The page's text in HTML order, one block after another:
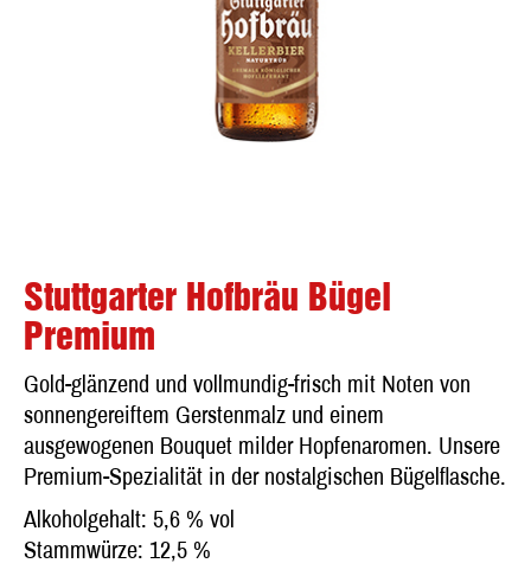
Stuttgarter Hofbräu Bügel
Premium
Gold-glänzend und vollmundig-frisch mit Noten von
sonnengereiftem Gerstenmalz und einem
ausgewogenen Bouquet milder Hopfenaromen. Unsere
Premium-Spezialität in der nostalgischen Bügelflasche.
Alkoholgehalt: 5,6 % vol
Stammwürze: 12,5 %